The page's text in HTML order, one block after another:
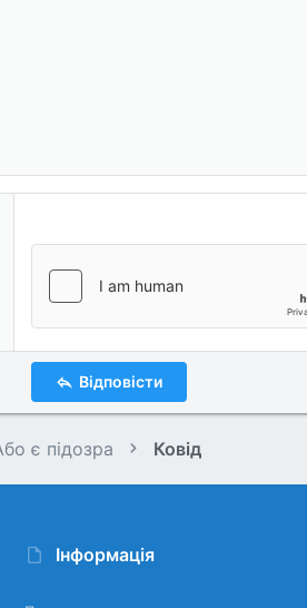
Відповісти
є підозра Ковід
Інформація